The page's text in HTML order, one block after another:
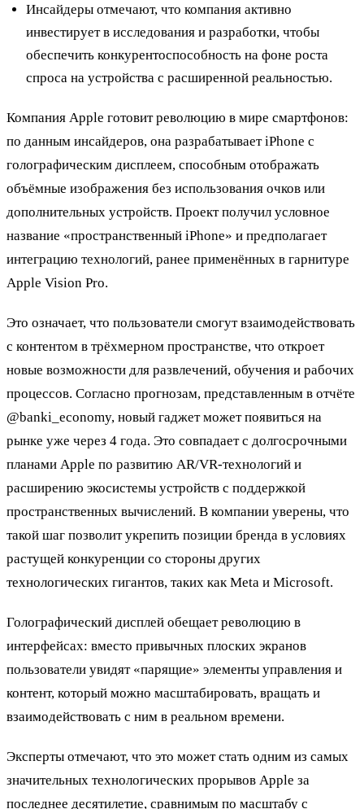
Инсайдеры отмечают, что компания активно
инвестирует в исследования и разработки, чтобы
обеспечить конкурентоспособность на фоне роста
спроса на устройства с расширенной реальностью.
Компания Apple готовит революцию в мире смартфонов:
по данным инсайдеров, она разрабатывает iPhone с
голографическим дисплеем, способным отображать
объёмные изображения без использования очков или
дополнительных устройств. Проект получил условное
название «пространственный iPhone» и предполагает
интеграцию технологий, ранее применённых в гарнитуре
Apple Vision Pro.
Это означает, что пользователи смогут взаимодействовать
с контентом в трёхмерном пространстве, что откроет
новые возможности для развлечений, обучения и рабочих
процессов. Согласно прогнозам, представленным в отчёте
@banki_economy, новый гаджет может появиться на
рынке уже через 4 года. Это совпадает с долгосрочными
планами Apple по развитию AR/VR-технологий и
расширению экосистемы устройств с поддержкой
пространственных вычислений. В компании уверены, что
такой шаг позволит укрепить позиции бренда в условиях
растущей конкуренции со стороны других
технологических гигантов, таких как Meta и Microsoft.
Голографический дисплей обещает революцию в
интерфейсах: вместо привычных плоских экранов
пользователи увидят «парящие» элементы управления и
контент, который можно масштабировать, вращать и
взаимодействовать с ним в реальном времени.
Эксперты отмечают, что это может стать одним из самых
значительных технологических прорывов Apple за
последнее десятилетие, сравнимым по масштабу с